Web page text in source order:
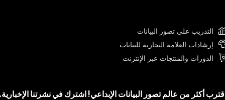
التدريب على تصور البيانات
إرشادات العلامة التجارية للبيانات
الدورات والمنتجات عبر الإنترنت
أكثر من عالم تصور البيانات الإبداعي! اشترك في نشرتنا